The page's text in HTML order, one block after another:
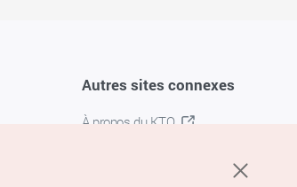
Autres sites connexes
À propos du KTO